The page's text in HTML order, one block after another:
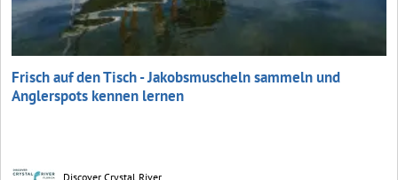
Frisch auf den Tisch - Jakobsmuscheln sammeln und
Anglerspots kennen lernen
Discover Crystal River